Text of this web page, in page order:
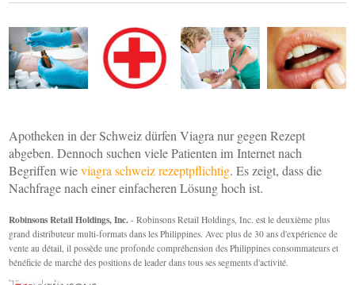
Apotheken in der Schweiz dürfen Viagra nur gegen Rezept
abgeben. Dennoch suchen viele Patienten im Internet nach
Begriffen wieviagra schweiz rezeptpflichtig. Es zeigt, dass die
Nachfrage nach einer einfacheren Lösung hoch ist.
Robinsons Retail Holdings, Inc. - Robinsons Retail Holdings, Inc. est le deuxième plus
grand distributeur multi-formats dans les Philippines. Avec plus de 30 ans d'expérience de
vente au détail, il possède une profonde compréhension des Philippines consommateurs et
bénéficie de marché des positions de leader dans tous ses segments d'activité.